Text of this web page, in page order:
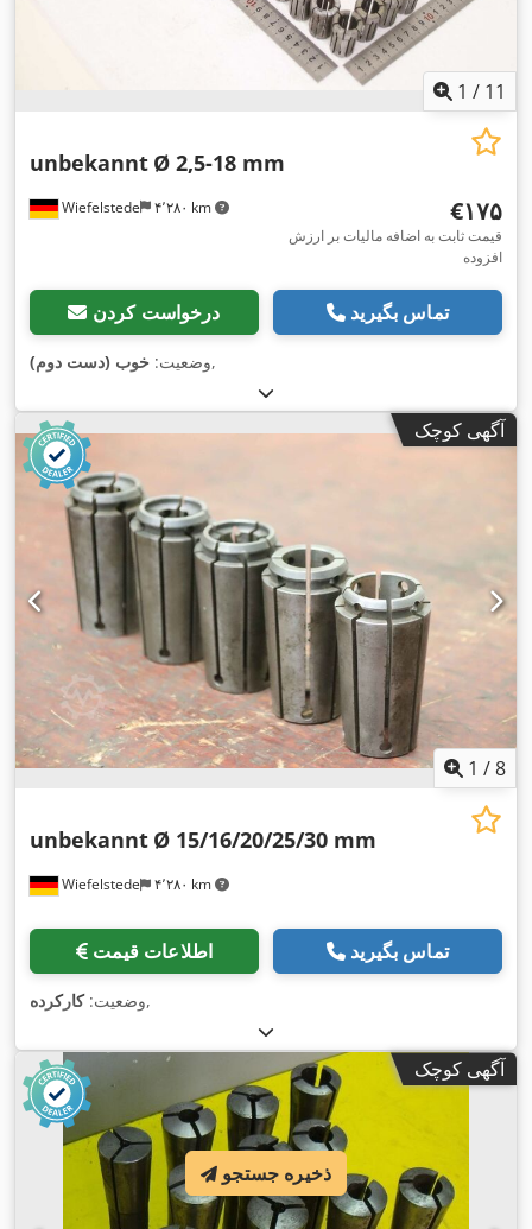
1 / 11
Wiefelstede ۴٬۲۸۰ km
unbekannt Ø 2,5-18 mm
‎€۱۷۵
قیمت ثابت به اضافه مالیات بر ارزش
افزوده
درخواست کردن تماس بگیرید
وضعیت: خوب (دست دوم) ,
آگهی کوچک
1 /8
Wiefelstede ۴٬۲۸۰ km
unbekannt Ø 15/16/20/25/30 mm
اطلاعات قیمت تماس بگیرید
وضعیت:کارکرده ,
آگهی کوچک
ذخیره جستجو